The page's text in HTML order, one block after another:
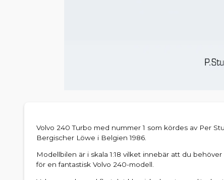
Volvo 240 Turbo med nummer 1 som kördes av Per
Bergischer Löwe i Belgien 1986.
Modellbilen är i skala 1:18 vilket innebär att du
för en fantastisk Volvo 240-modell.